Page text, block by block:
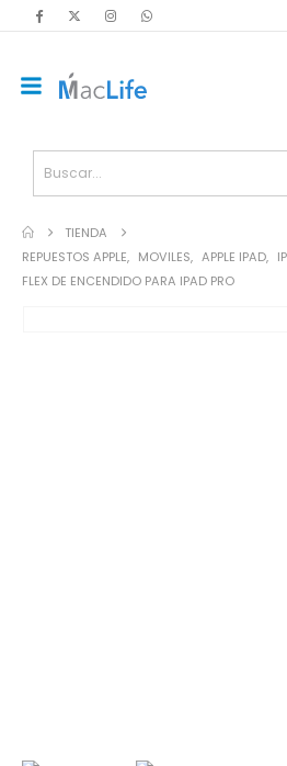
TIENDA
REPUESTOS APPLE, MOVILES, APPLE IPAD,
FLEX DE ENCENDIDO PARA IPAD PRO